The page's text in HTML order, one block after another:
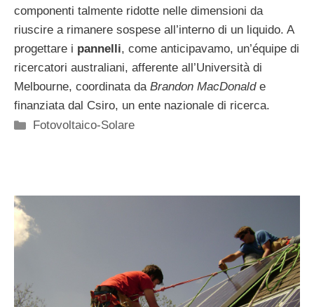
componenti talmente ridotte nelle dimensioni da
riuscire a rimanere sospese all’interno di un liquido. A
progettare i pannelli, come anticipavamo, un’équipe di
ricercatori australiani, afferente all’Università di
Melbourne, coordinata da Brandon MacDonalde
finanziata dal Csiro, un ente nazionale di ricerca.
Categorie
Fotovoltaico-Solare